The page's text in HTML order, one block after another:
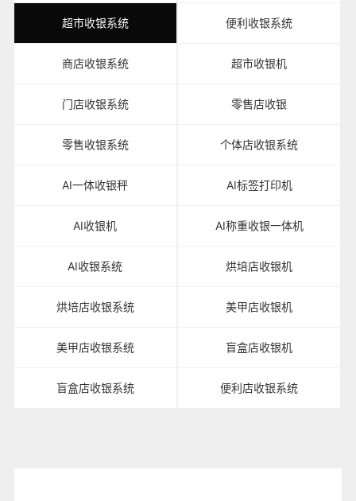
超市收银系统 便利收银系统
商店收银系统 超市收银机
门店收银系统 零售店收银
零售收银系统 个体店收银系统
AI一体收银秤 AI标签打印机
AI收银机 AI称重收银一体机
AI收银系统 烘培店收银机
烘培店收银系统 美甲店收银机
美甲店收银系统 盲盒店收银机
盲盒店收银系统 便利店收银系统